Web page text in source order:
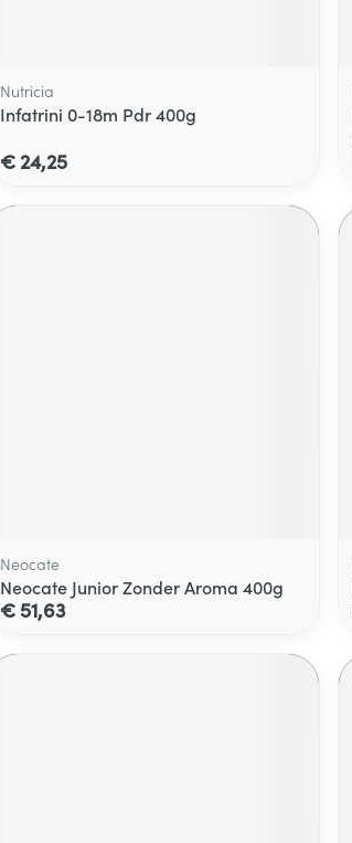
Nutricia
Infatrini 0-18m Pdr 400g
€ 24,25
Neocate
Neocate Junior Zonder Aroma 400g
€ 51,63